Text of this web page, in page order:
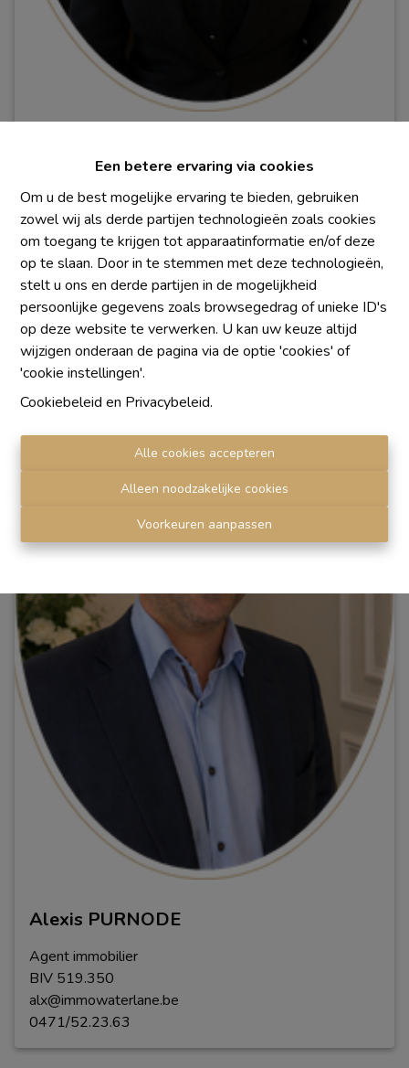
Een betere ervaring via cookies
Om u de best mogelijke ervaring te bieden, gebruiken
zowel wij als derde partijen technologieën zoals cookies
om toegang te krijgen tot apparaatinformatie en/of deze
op te slaan. Door in te stemmen met deze technologieën,
stelt u ons en derde partijen in de mogelijkheid
persoonlijke gegevens zoals browsegedrag of unieke ID's
op deze website te verwerken. U kan uw keuze altijd
wijzigen onderaan de pagina via de optie 'cookies' of
'cookie instellingen'.
Cookiebeleid en Privacybeleid.
Alle cookies accepteren
Alleen noodzakelijke cookies
Voorkeuren aanpassen
Conseillère immobilière
10 423
pim@immowaterlane.be
0470/17.63.75
Alexis PURNODE
Agent immobilier
BIV 519.350
alx@immowaterlane.be
0471/52.23.63